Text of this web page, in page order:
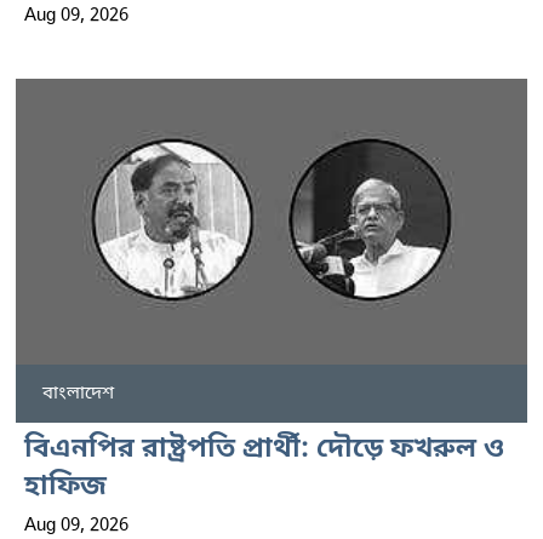
Aug 09, 2026
বাংলাদেশ
বিএনপির রাষ্ট্রপতি প্রার্থী: দৌড়ে ফখরুল ও
হাফিজ
Aug 09, 2026